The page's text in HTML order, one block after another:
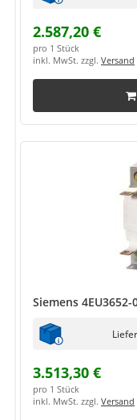
2.587,20 €
pro 1 Stück
inkl. MwSt. zzgl. Versand
Siemens 4EU3652-
3.513,30 €
pro 1 Stück
inkl. MwSt. zzgl. Versand